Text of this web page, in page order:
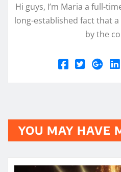
Hi guys, I’m Maria a full-
long-established fact that
by the
YOU MAY HAVE